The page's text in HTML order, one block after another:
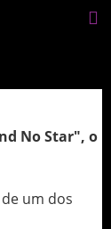
No Star", o
um dos